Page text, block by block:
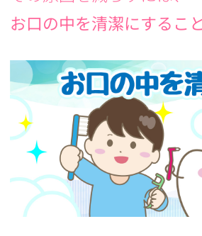
お口の中を清潔にするこ